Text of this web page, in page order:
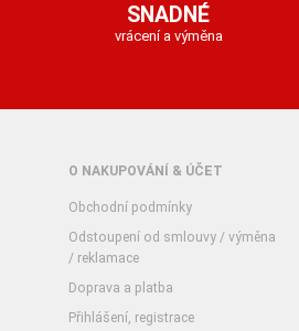
SNADNÉ
vrácení a výměna
O NAKUPOVÁNÍ & ÚČET
Obchodní podmínky
Odstoupení od smlouvy / výměna
/ reklamace
Doprava a platba
Přihlášení, registrace